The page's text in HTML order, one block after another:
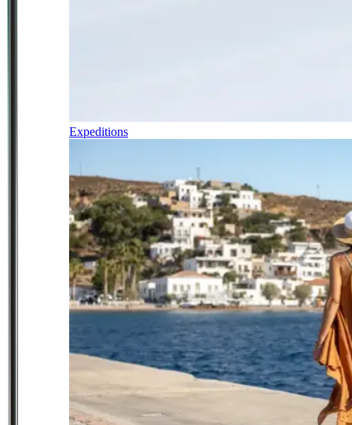
Expeditions